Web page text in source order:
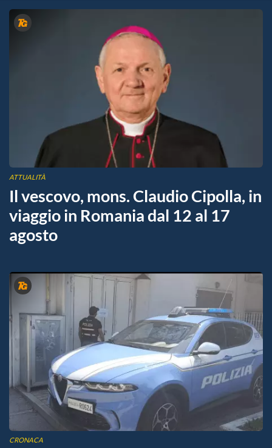
ATTUALITÀ
Il vescovo, mons. Claudio Cipolla, in
viaggio in Romania dal 12 al 17
agosto
CRONACA